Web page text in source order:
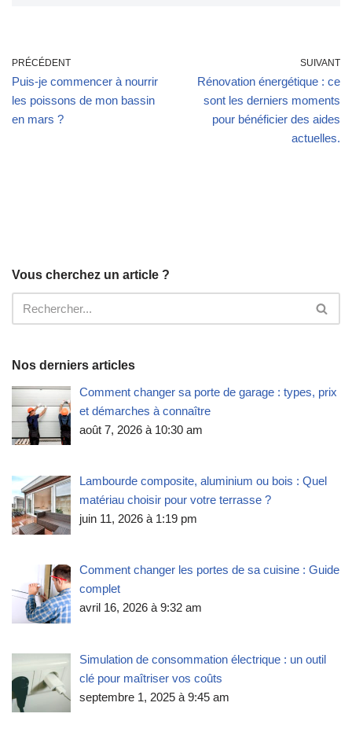
PRÉCÉDENT
Puis-je commencer à nourrir
les poissons de mon bassin
en mars ?
SUIVANT
Rénovation énergétique : ce
sont les derniers moments
pour bénéficier des aides
actuelles.
Vous cherchez un article ?
Nos derniers articles
Comment changer sa porte de garage : types, prix
et démarches à connaître
août 7, 2026 à 10:30 am
Lambourde composite, aluminium ou bois : Quel
matériau choisir pour votre terrasse ?
juin 11, 2026 à 1:19 pm
Comment changer les portes de sa cuisine : Guide
complet
avril 16, 2026 à 9:32 am
Simulation de consommation électrique : un outil
clé pour maîtriser vos coûts
septembre 1, 2025 à 9:45 am